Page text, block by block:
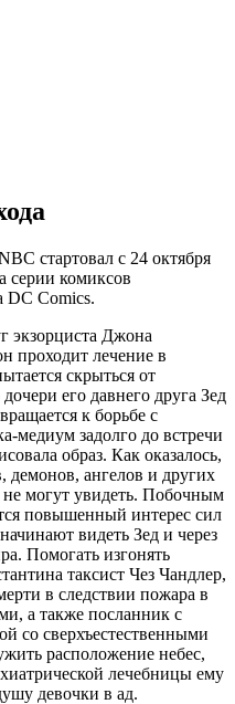
стартовал с 24 октября
серии комиксов
DC Comics.
экзорциста Джона
проходит лечение в
скрыться от
его давнего друга Зед
к борьбе с
медиум задолго до встречи
образ. Как оказалось,
демонов, ангелов и других
могут увидеть. Побочным
повышенный интерес сил
видеть Зед и через
Помогать изгонять
таксист Чез Чандлер,
в следствии пожара в
а также посланник с
со сверхъестественными
расположение небес,
лечебницы ему
девочки в ад.